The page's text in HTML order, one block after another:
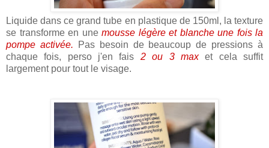
Liquide dans ce grand tube en plastique de 150ml, la texture
se transforme en une mousse légère et blanche une fois la
pompe activée. Pas besoin de beaucoup de pressions à
chaque fois, perso j'en fais 2 ou 3 maxet cela suffit
largement pour tout le visage.